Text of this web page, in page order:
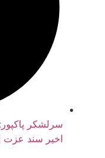
سرلشکر پاکپور:
اخیر سند عزت ایرانیان